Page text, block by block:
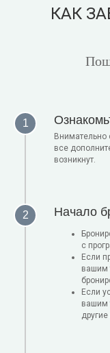
КАК
Внимательно
все
возникнут.
Начало
с
Если
вашим
Если
вашим